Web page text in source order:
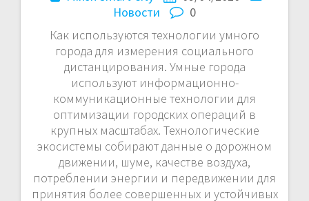
Новости
0
Как используются технологии умного
города для измерения социального
дистанцирования. Умные города
используют информационно-
коммуникационные технологии для
оптимизации городских операций в
крупных масштабах. Технологические
экосистемы собирают данные о дорожном
движении, шуме, качестве воздуха,
потреблении энергии и передвижении для
принятия более совершенных и устойчивых